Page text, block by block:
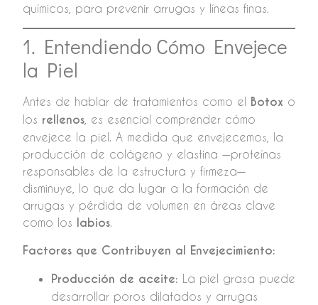
químicos, para prevenir arrugas y líneas finas.
1. Entendiendo Cómo Envejece
la Piel
Antes de hablar de tratamientos como el Botox o
los rellenos , es esencial comprender cómo
envejece la piel. A medida que envejecemos, la
producción de colágeno y elastina —proteínas
responsables de la estructura y firmeza—
disminuye, lo que da lugar a la formación de
arrugas y pérdida de volumen en áreas clave
como los labios.
Factores que Contribuyen al Envejecimiento:
Producción de aceite: La piel grasa puede
desarrollar poros dilatados y arrugas